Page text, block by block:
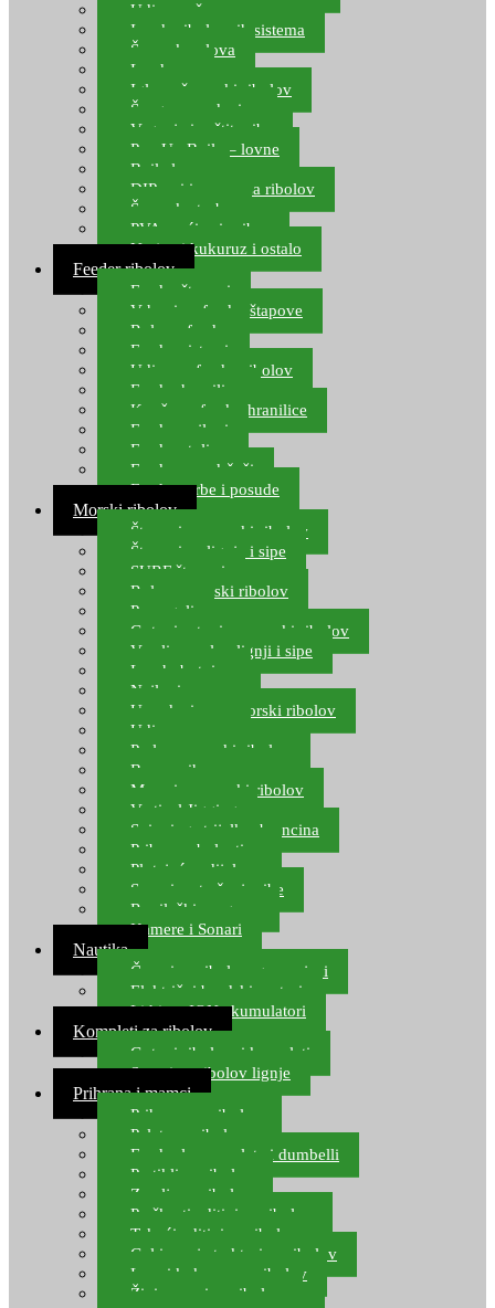
Udice za šarana, amura
Izrada ribolovnih sistema
Šaranska olova
Leadcore
Igle za šaranski ribolov
Špage, upredenice
Vaganje i zaštita ribe
Pop Up Boile – lovne
Boile lovne
DIP-ovi i arome za ribolov
Šaranske torbe
PVA vrećice i pribor
Umjetni kukuruz i ostalo
Feeder ribolov
Feeder štapovi
Vrhovi za feeder štapove
Role za feeder
Feeder sistemi
Udice za feeder ribolov
Feeder hranilice
Kopče za feeder hranilice
Feeder najloni
Feeder stolice
Feeder arm držači
Feeder torbe i posude
Morski ribolov
Štapovi za morski ribolov
Štapovi za lignje i sipe
SURF štapovi
Role za morski ribolov
Parangali
Gotovi setovi za morski ribolov
Varalice za lov lignji i sipe
Lov hobotnice
Najloni za more
Upredenice za morski ribolov
Udice za more
Perle za morski ribolov
Brum prihrana za more
Mamci za morski ribolov
Vertical Jigging
Spinning strijelke, brancina
Pribor za bolentino
Plutajuća odijela
Sonari za traženje ribe
Ronilački program
Kamere i Sonari
Nautika
Čamci za ribolov, gumenjaci
Električni brodski motori
Lithium ION akumulatori
Kompleti za ribolov
Gotovi ribolovni kompleti
Setovi za ribolov lignje
Prihrana i mamci
Prihrana za ribolov
Pelete za ribolov
Feeder lovne pelete i dumbelli
Partikli za ribolov
Zemlja za ribolov
Praškasti aditivi za ribolov
Tekući aditivi za ribolov
Gel i sprej atraktori za ribolov
Lovni kukuruz za ribolov
Živi mamci za ribolov